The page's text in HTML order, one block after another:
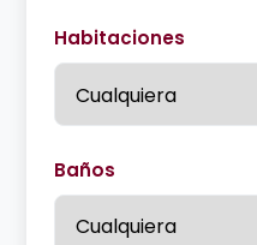
Habitaciones
Baños